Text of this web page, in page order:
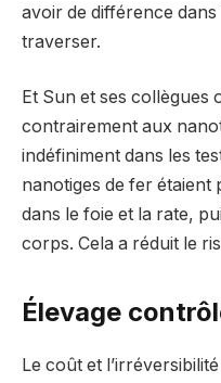
avoir de différence
traverser.
Et Sun et ses collègues
contrairement aux
indéfiniment dans les
nanotiges de fer étaient
dans le foie et la rate,
corps. Cela a réduit le
Élevage
Le coût et